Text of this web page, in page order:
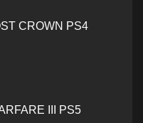
CROWN PS4
III PS5